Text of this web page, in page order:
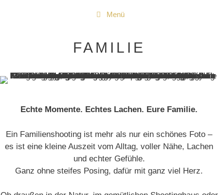
Menü
FAMILIE
Echte Momente. Echtes Lachen. Eure Familie.
Ein Familienshooting ist mehr als nur ein schönes Foto –
es ist eine kleine Auszeit vom Alltag, voller Nähe, Lachen
und echter Gefühle.
Ganz ohne steifes Posing, dafür mit ganz viel Herz.